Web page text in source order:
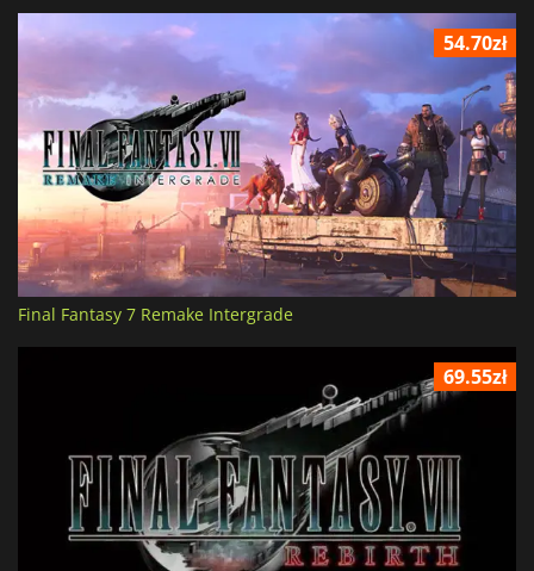
54.70zł
Final Fantasy 7 Remake Intergrade
69.55zł